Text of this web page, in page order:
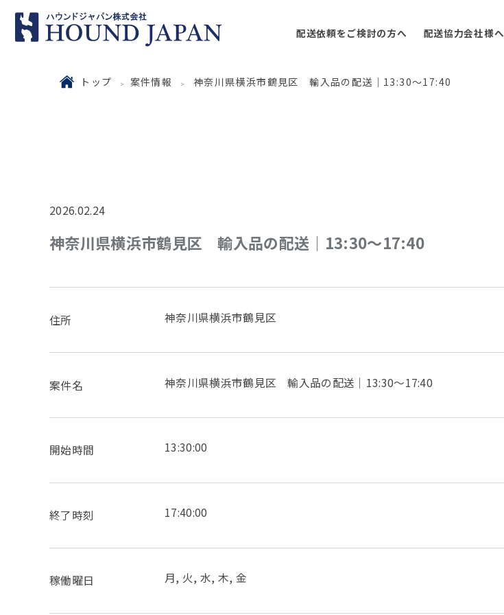
配送依頼をご検討の方へ 配送協力会社様へ
トップ 案件情報 神奈川県横浜市鶴見区 輸入品の配送｜13:30～17:40
2026.02.24
神奈川県横浜市鶴見区 輸入品の配送｜13:30～17:40
住所 神奈川県横浜市鶴見区
案件名 神奈川県横浜市鶴見区 輸入品の配送｜13:30～17:40
開始時間 13:30:00
終了時刻 17:40:00
稼働曜日 月, 火, 水, 木, 金